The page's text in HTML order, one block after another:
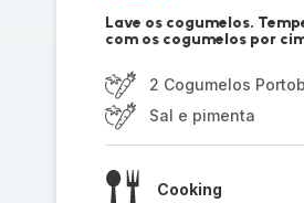
Lave os cogumelos.
com os cogumelos por
2 Cogumelos
Sal e pimenta
Cooking